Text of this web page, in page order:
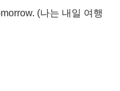
(나는 내일 여행